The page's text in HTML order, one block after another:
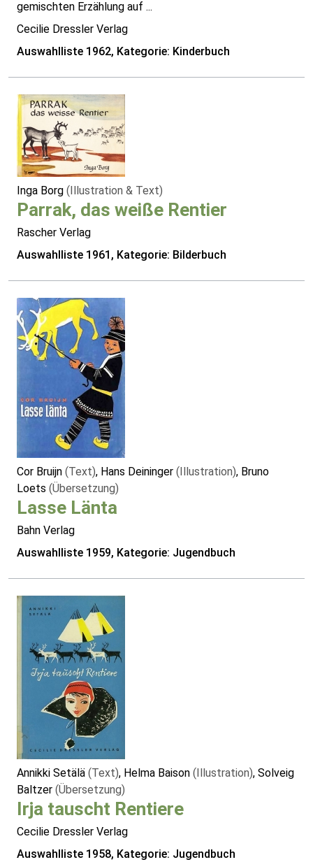
gemischten Erzählung auf ...
Cecilie Dressler Verlag
Auswahlliste 1962, Kategorie: Kinderbuch
Inga Borg (Illustration & Text)
Parrak, das weiße Rentier
Rascher Verlag
Auswahlliste 1961, Kategorie: Bilderbuch
Cor Bruijn (Text), Hans Deininger (Illustration), Bruno
Loets (Übersetzung)
Lasse Länta
Bahn Verlag
Auswahlliste 1959, Kategorie: Jugendbuch
Annikki Setälä (Text), Helma Baison (Illustration), Solveig
Baltzer (Übersetzung)
Irja tauscht Rentiere
Cecilie Dressler Verlag
Auswahlliste 1958, Kategorie: Jugendbuch